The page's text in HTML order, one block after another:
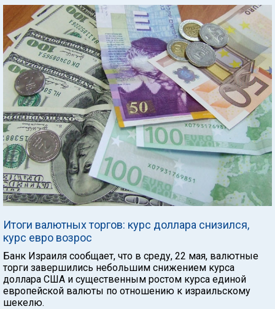
Итоги валютных торгов: курс доллара снизился,
курс евро возрос
Банк Израиля сообщает, что в среду, 22 мая, валютные
торги завершились небольшим снижением курса
доллара США и существенным ростом курса единой
европейской валюты по отношению к израильскому
шекелю.